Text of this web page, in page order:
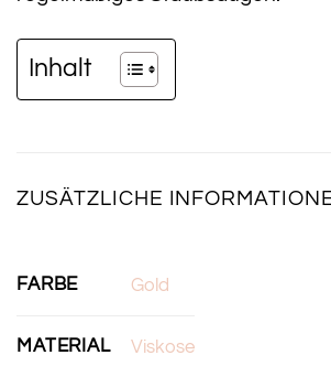
Inhalt
ZUSÄTZLICHE
FARBE Gold
MATERIAL Viskose